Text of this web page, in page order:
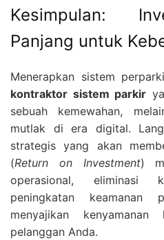
Kesimpulan:
Panjang untuk
Menerapkan sistem
kontraktor sistem parkir
sebuah kemewahan,
mutlak di era digital.
strategis yang akan
(Return on Investment)
operasional, eliminasi
peningkatan keamanan
menyajikan
pelanggan Anda.